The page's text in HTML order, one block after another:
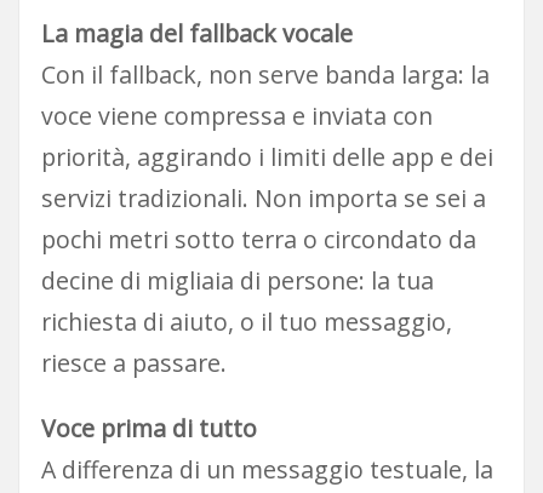
La magia del fallback vocale
Con il fallback, non serve banda larga: la
voce viene compressa e inviata con
priorità, aggirando i limiti delle app e dei
servizi tradizionali. Non importa se sei a
pochi metri sotto terra o circondato da
decine di migliaia di persone: la tua
richiesta di aiuto, o il tuo messaggio,
riesce a passare.
Voce prima di tutto
A differenza di un messaggio testuale, la